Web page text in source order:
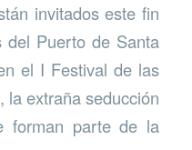
invitados este fin
del Puerto de Santa
el I Festival de las
la extraña seducción
forman parte de la